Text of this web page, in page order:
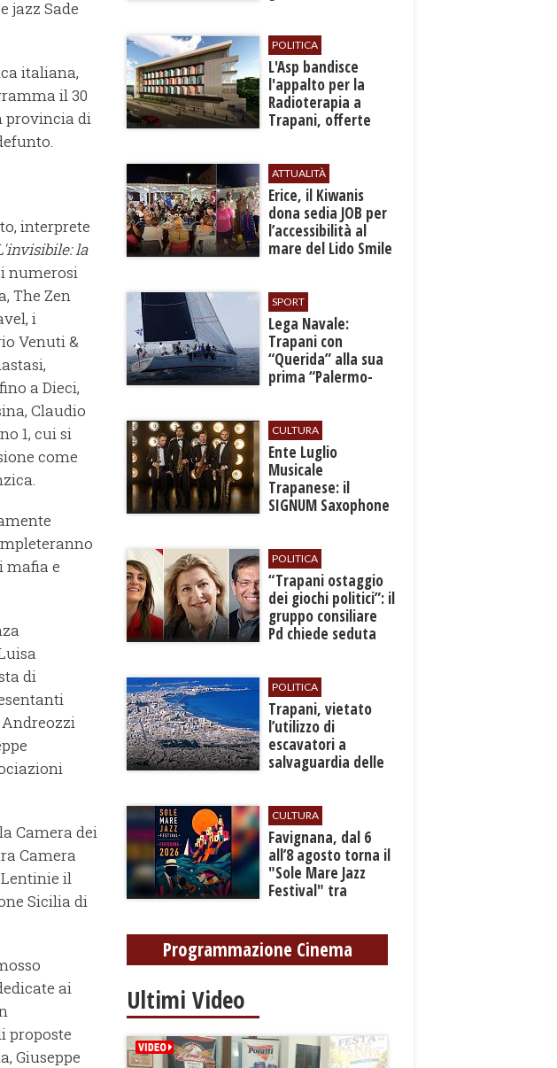
jazz Sade
italiana,
il 30
provincia di
interprete
la
numerosi
The Zen
i
Venuti &
a Dieci,
Claudio
1, cui si
come
mafia e
di
Camera dei
Camera
il
Sicilia di
ai
proposte
Giuseppe
POLITICA
L'Asp bandisce
l'appalto per la
Radioterapia a
Trapani, offerte
ATTUALITÀ
​Erice, il Kiwanis
dona sedia JOB per
l’accessibilità al
mare del Lido Smile
SPORT
​Lega Navale:
Trapani con
“Querida” alla sua
prima “Palermo-
CULTURA
Ente Luglio
Musicale
Trapanese: il
SIGNUM Saxophone
Dream”
POLITICA
​“Trapani ostaggio
dei giochi politici”: il
gruppo consiliare
Pd chiede seduta
POLITICA
​Trapani, vietato
l’utilizzo di
escavatori a
salvaguardia delle
CULTURA
Favignana, dal 6
all’8 agosto torna il
"Sole Mare Jazz
Festival" tra
Programmazione Cinema
Ultimi Video